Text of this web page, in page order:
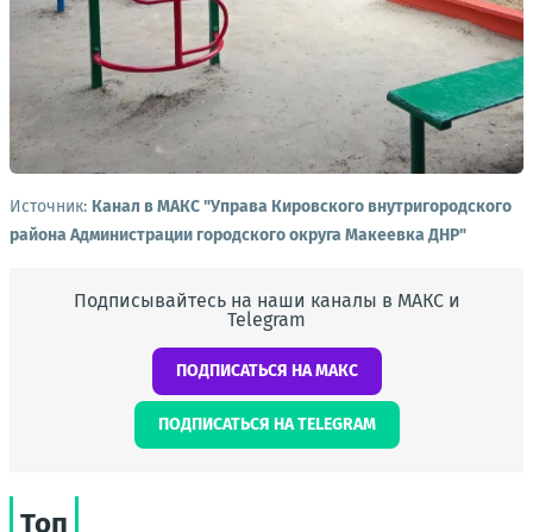
Источник: Канал в МАКС "Управа Кировского внутригородского
района Администрации городского округа Макеевка ДНР"
Подписывайтесь на наши каналы в МАКС и
Telegram
ПОДПИСАТЬСЯ НА МАКС
ПОДПИСАТЬСЯ НА TELEGRAM
Топ